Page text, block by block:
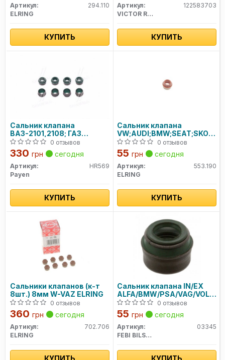
Артикул:
294.110
ELRING
КУПИТЬ
Артикул:
122583703
VICTOR REINZ
КУПИТЬ
Сальник клапана
ВАЗ-2101,2108; ГАЗ
(ЗМЗ-405,406), ЗАЗ-1102
(компл = 8шт) (пр-во
PAYEN)
0 отзывов
330 грн сегодня
Артикул:
HR569
Payen
КУПИТЬ
Сальник клапана
VW;AUDI;BMW;SEAT;SKODA;
VAZ; VOLVO; FIAT 553.190
ELRING
0 отзывов
55 грн сегодня
Артикул:
553.190
ELRING
КУПИТЬ
Сальники клапанов (к-т
8шт.) 8мм W-VAZ ELRING
0 отзывов
360 грн сегодня
Артикул:
702.706
ELRING
КУПИТЬ
Сальник клапана IN/EX
ALFA/BMW/PSA/VAG/VOLVO/
(пр-во FEBI)0 отзывов
55 грн сегодня
Артикул:
03345
FEBI BILSTEIN
КУПИТЬ